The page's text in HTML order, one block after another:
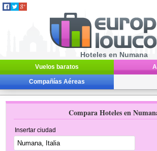
Hoteles en Numana
Vuelos baratos
Compañías Aéreas
Compara Hoteles en
Insertar ciudad